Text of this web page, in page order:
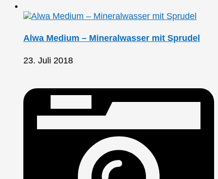
Alwa Medium – Mineralwasser mit Sprudel
23. Juli 2018